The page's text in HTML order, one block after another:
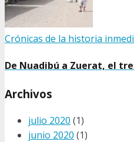
Crónicas de la historia
De Nuadibú a Zuerat, el
Archivos
julio 2020 (1)
junio 2020 (1)